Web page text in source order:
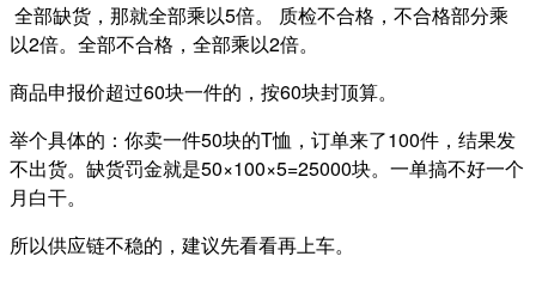
全部缺货，那就全部乘以5倍。 质检不合格，不合格部分乘
以2倍。全部不合格，全部乘以2倍。
商品申报价超过60块一件的，按60块封顶算。
举个具体的：你卖一件50块的T恤，订单来了100件，结果发
不出货。缺货罚金就是50×100×5=25000块。一单搞不好一个
月白干。
所以供应链不稳的，建议先看看再上车。